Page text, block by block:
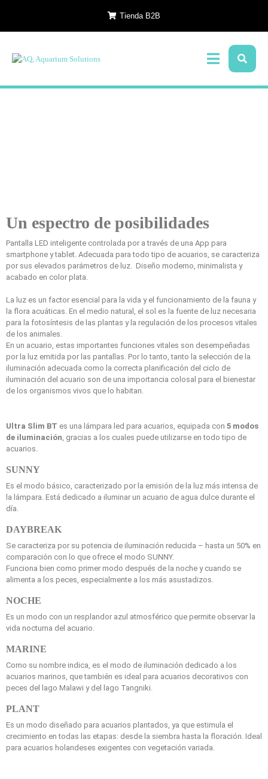
Tienda B2B
Un espectro de posibilidades
Pantalla LED inteligente controlada por a través de una App para
smartphone y tablet. Adecuada para todo tipo de acuarios, se caracteriza
por sus elevados parámetros de luz. Diseño moderno, minimalista y
acabado en color plata.
La luz es un factor esencial para la vida y el funcionamiento de la fauna y
la flora acuáticas. En el medio natural, el sol es la fuente de luz necesaria
para la fotosíntesis de las plantas y la regulación de los procesos vitales
de los animales.
En un acuario, estas importantes funciones vitales son desempeñadas
por la luz emitida por las pantallas. Por lo tanto, tanto la selección de la
iluminación adecuada como la correcta planificación del ciclo de
iluminación del acuario son de una importancia colosal para el bienestar
de los organismos vivos que lo habitan.
Ultra Slim BT es una lámpara led para acuarios, equipada con 5 modos
de iluminación, gracias a los cuales puede utilizarse en todo tipo de
acuarios.
SUNNY
Es el modo básico, caracterizado por la emisión de la luz más intensa de
la lámpara. Está dedicado a iluminar un acuario de agua dulce durante el
día.
DAYBREAK
Se caracteriza por su potencia de iluminación reducida – hasta un 50% en
comparación con lo que ofrece el modo SUNNY.
Funciona bien como primer modo después de la noche y cuando se
alimenta a los peces, especialmente a los más asustadizos.
NOCHE
Es un modo con un resplandor azul atmosférico que permite observar la
vida nocturna del acuario.
MARINE
Como su nombre indica, es el modo de iluminación dedicado a los
acuarios marinos, que también es ideal para acuarios decorativos con
peces del lago Malawi y del lago Tangniki.
PLANT
Es un modo diseñado para acuarios plantados, ya que estimula el
crecimiento en todas las etapas: desde la siembra hasta la floración. Ideal
para acuarios holandeses exigentes con vegetación variada.